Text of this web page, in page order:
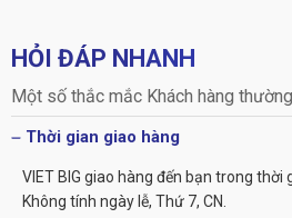
HỎI ĐÁP NHANH
Một số thắc mắc Khách hàng
Thời gian giao hàng
VIET BIG giao hàng đến bạn trong thời
Không tính ngày lễ, Thứ 7, CN.